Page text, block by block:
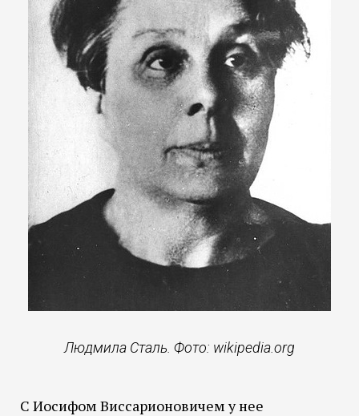
Людмила Сталь. Фото: wikipedia.org
С Иосифом Виссарионовичем у нее